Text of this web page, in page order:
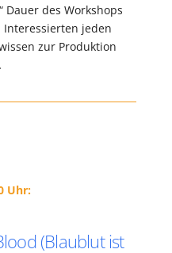
Dauer des Workshops
Interessierten jeden
zur Produktion
Uhr:
(Blaublut ist